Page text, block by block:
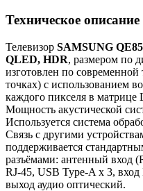
Техническое описание
Телевизор SAMSUNG
QLED, HDR, размером по
изготовлен по
точках) с использованием
каждого пикселя в матрице
Мощность акустической
Используется система
Связь с другими
поддерживается
разъёмами: антенный вход
RJ-45, USB Type-A x 3,
выход аудио оптический.